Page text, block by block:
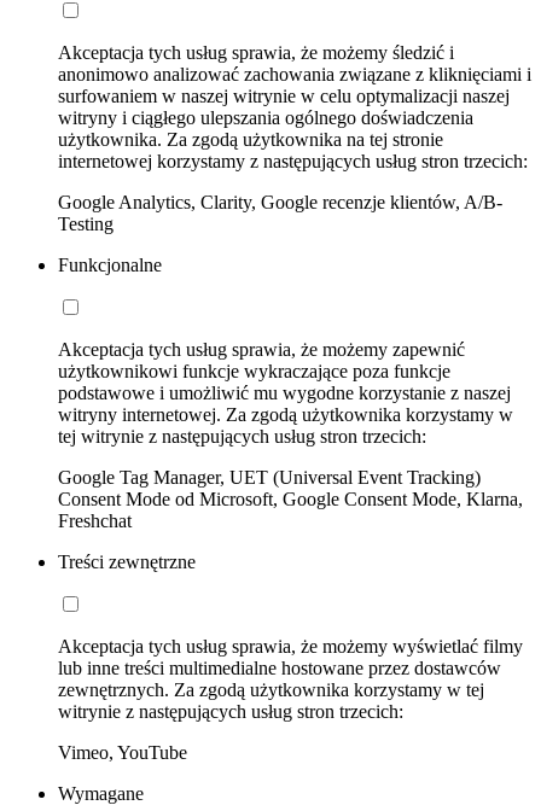
Akceptacja tych usług sprawia, że możemy śledzić i
anonimowo analizować zachowania związane z kliknięciami i
surfowaniem w naszej witrynie w celu optymalizacji naszej
witryny i ciągłego ulepszania ogólnego doświadczenia
użytkownika. Za zgodą użytkownika na tej stronie
internetowej korzystamy z następujących usług stron trzecich:
Google Analytics, Clarity, Google recenzje klientów, A/B-
Testing
Funkcjonalne
Akceptacja tych usług sprawia, że możemy zapewnić
użytkownikowi funkcje wykraczające poza funkcje
podstawowe i umożliwić mu wygodne korzystanie z naszej
witryny internetowej. Za zgodą użytkownika korzystamy w
tej witrynie z następujących usług stron trzecich:
Google Tag Manager, UET (Universal Event Tracking)
Consent Mode od Microsoft, Google Consent Mode, Klarna,
Freshchat
Treści zewnętrzne
Akceptacja tych usług sprawia, że możemy wyświetlać filmy
lub inne treści multimedialne hostowane przez dostawców
zewnętrznych. Za zgodą użytkownika korzystamy w tej
witrynie z następujących usług stron trzecich:
Vimeo, YouTube
Wymagane